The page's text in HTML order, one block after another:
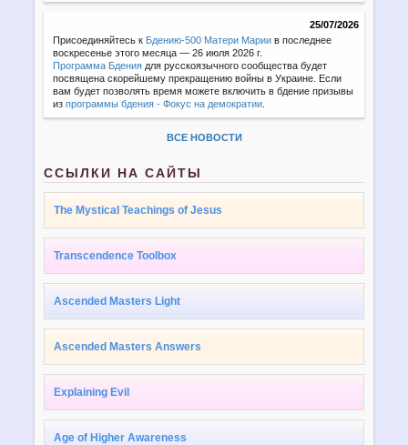
25/07/2026
Присоединяйтесь к Бдению-500 Матери Марии в последнее
воскресенье этого месяца — 26 июля 2026 г.
Программа Бдения для русскоязычного сообщества будет
посвящена скорейшему прекращению войны в Украине. Если
вам будет позволять время можете включить в бдение призывы
изпрограммы бдения - Фокус на демократии
ВСЕ НОВОСТИ
ССЫЛКИ НА САЙТЫ
The Mystical Teachings of Jesus
Transcendence Toolbox
Ascended Masters Light
Ascended Masters Answers
Explaining Evil
Age of Higher Awareness